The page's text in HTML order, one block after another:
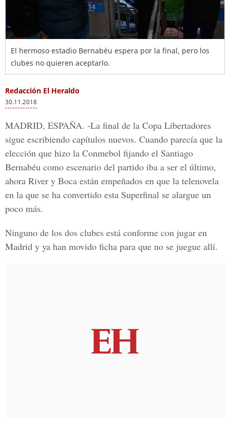
El hermoso estadio Bernabéu espera por la final, pero los
clubes no quieren aceptarlo.
Redacción El Heraldo
30.11.2018
MADRID, ESPAÑA. -La final de la Copa Libertadores
sigue escribiendo capítulos nuevos. Cuando parecía que la
elección que hizo la Conmebol fijando el Santiago
Bernabéu como escenario del partido iba a ser el último,
ahora River y Boca están empeñados en que la telenovela
en la que se ha convertido esta Superfinal se alargue un
poco más.
Ninguno de los dos clubes está conforme con jugar en
Madrid y ya han movido ficha para que no se juegue allí.